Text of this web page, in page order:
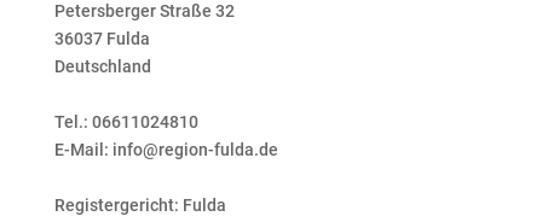
Petersberger Straße 32
36037 Fulda
Deutschland
Tel.: 06611024810
E-Mail: info@region-fulda.de
Registergericht: Fulda